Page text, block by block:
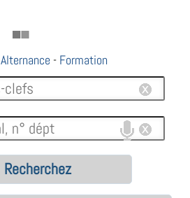
Alternance - Formation
Recherchez